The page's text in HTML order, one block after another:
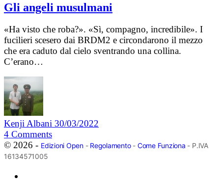
Gli angeli musulmani
«Ha visto che roba?». «Sì, compagno, incredibile». I
fucilieri scesero dai BRDM2 e circondarono il mezzo
che era caduto dal cielo sventrando una collina.
C’erano…
Kenji Albani 30/03/2022
4 Comments
© 2026 - Edizioni Open- Regolamento- Come Funziona - P.IVA
16134571005